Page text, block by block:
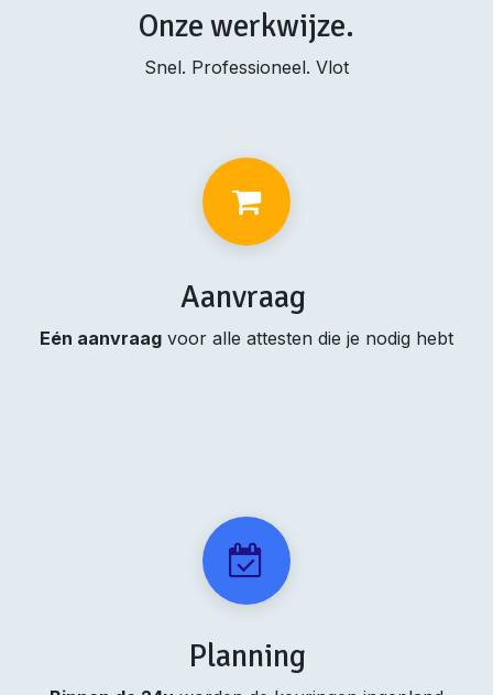
Onze werkwijze.
Snel. Professioneel. Vlot
Aanvraag
Eén aanvraag voor alle attesten die je nodig hebt
Planning